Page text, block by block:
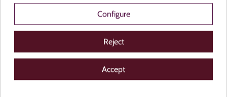
Configure
Reject
Accept